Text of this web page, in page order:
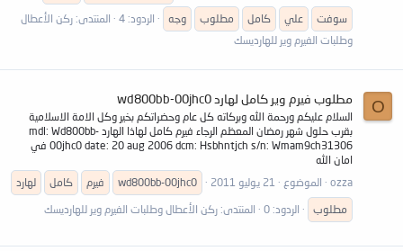
سوفت
علي كامل مطلوب وجه الردود: 4 المنتدى: ركن الأعطال
وطلبات الفيرم وير للهارديسك
O مطلوب فيرم وير كامل لهارد wd800bb-00jhc0
السلام عليكم ورحمة الله وبركاته كل عام وحضراتكم بخير وكل الامة الاسلامية
بقرب حلول شهر رمضان المعظم الرجاء فيرم كامل لهاذا الهارد mdl: Wd800bb-
00jhc0 date: 20 aug 2006 dcm: Hsbhntjch s/n: Wmam9ch31306 في
امان الله
ozza
الموضوع 21 يوليو 2011 wd800bb-00jhc0 فيرم كامل
لهارد
مطلوب
الردود: 0 المنتدى: ركن الأعطال وطلبات الفيرم وير للهارديسك